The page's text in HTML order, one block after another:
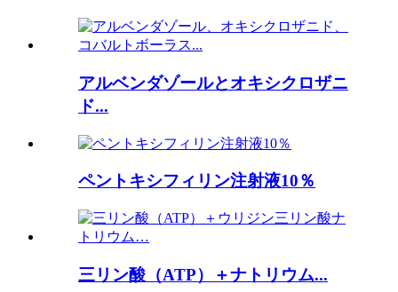
アルベンダゾールとオキシクロザニ
ド...
ペントキシフィリン注射液10％
三リン酸（ATP）＋ナトリウム...